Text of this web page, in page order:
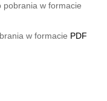
pobrania w formacie
w formacie PDF